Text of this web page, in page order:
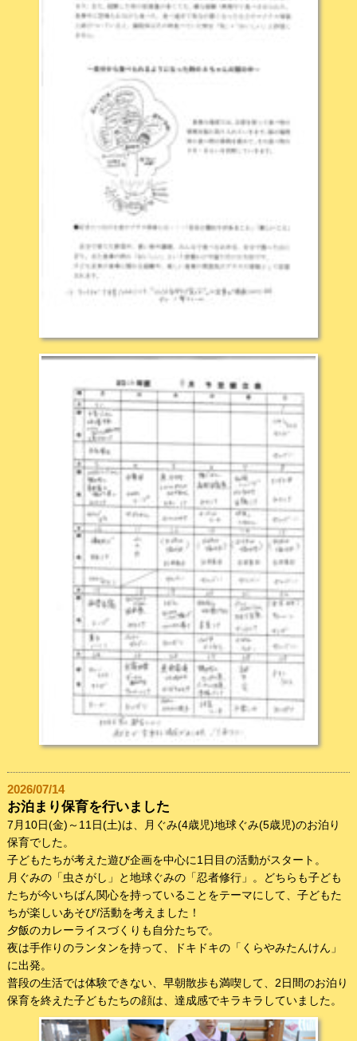
2026/07/14
お泊まり保育を行いました
7月10日(金)～11日(土)は、月ぐみ(4歳児)地球ぐみ(5歳児)のお泊り
保育でした。
子どもたちが考えた遊び企画を中心に1日目の活動がスタート。
月ぐみの「虫さがし」と地球ぐみの「忍者修行」。どちらも子ども
たちが今いちばん関心を持っていることをテーマにして、子どもた
ちが楽しいあそび/活動を考えました！
夕飯のカレーライスづくりも自分たちで。
夜は手作りのランタンを持って、ドキドキの「くらやみたんけん」
に出発。
普段の生活では体験できない、早朝散歩も満喫して、2日間のお泊り
保育を終えた子どもたちの顔は、達成感でキラキラしていました。